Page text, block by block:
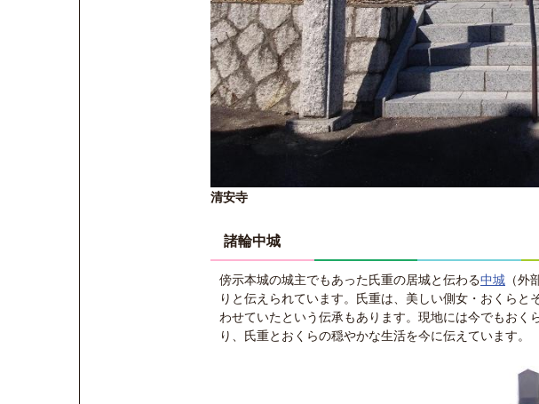
清安寺
諸輪中城
傍示本城の城主でもあった氏重の居城と伝わる中城 （外
りと伝えられています。氏重は、美しい側女・おくら
わせていたという伝承もあります。現地には今でもおく
り、氏重とおくらの穏やかな生活を今に伝えています。